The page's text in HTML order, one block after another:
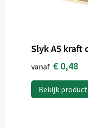
vanaf € 0,48
Bekijk product